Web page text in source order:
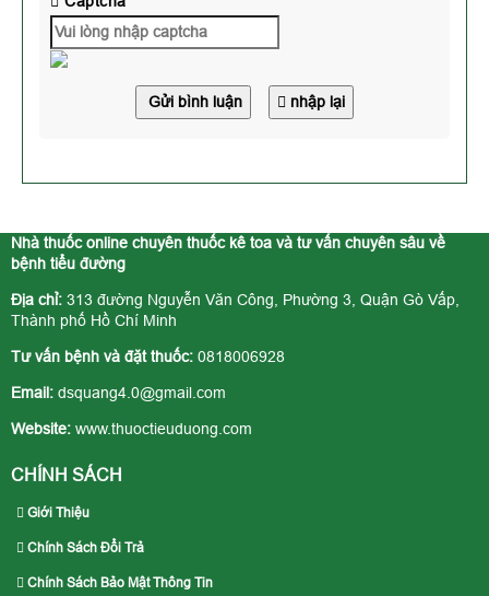
Gửi bình luận nhập lại
Nhà thuốc online chuyên thuốc kê toa và tư vấn chuyên sâu về
bệnh tiểu đường
Địa chỉ: 313 đường Nguyễn Văn Công, Phường 3, Quận Gò Vấp,
Thành phố Hồ Chí Minh
Tư vấn bệnh và đặt thuốc: 0818006928
Email: dsquang4.0@gmail.com
Website: www.thuoctieuduong.com
CHÍNH SÁCH
Giới Thiệu
Chính Sách Đổi Trả
Chính Sách Bảo Mật Thông Tin